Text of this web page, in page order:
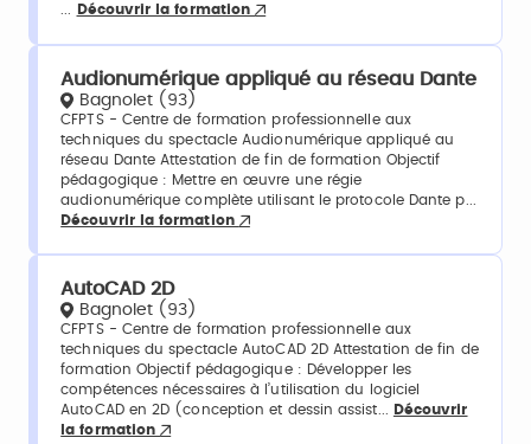
...
Découvrir la formation
Audionumérique appliqué au réseau Dante
Bagnolet (93)
CFPTS - Centre de formation professionnelle aux
techniques du spectacle Audionumérique appliqué au
réseau Dante Attestation de fin de formation Objectif
pédagogique : Mettre en œuvre une régie
audionumérique complète utilisant le protocole Dante p...
Découvrir la formation
AutoCAD 2D
Bagnolet (93)
CFPTS - Centre de formation professionnelle aux
techniques du spectacle AutoCAD 2D Attestation de fin de
formation Objectif pédagogique : Développer les
compétences nécessaires à l’utilisation du logiciel
AutoCAD en 2D (conception et dessin assist...
Découvrir
la formation